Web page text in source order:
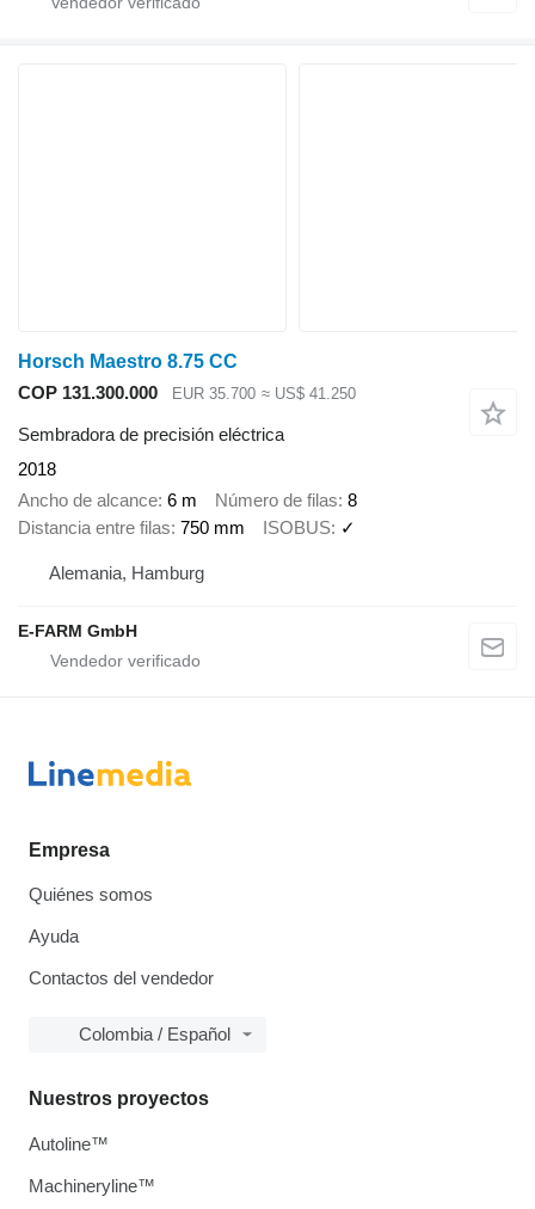
Horsch Maestro 8.75 CC
COP 131.300.000
EUR 35.700 ≈ US$ 41.250
Sembradora de precisión eléctrica
2018
Ancho de alcance 6 m Número de filas 8
Distancia entre filas 750 mm ISOBUS ✓
Alemania, Hamburg
E-FARM GmbH
Empresa
Quiénes somos
Ayuda
Contactos del vendedor
Colombia / Español
Nuestros proyectos
Autoline™
Machineryline™